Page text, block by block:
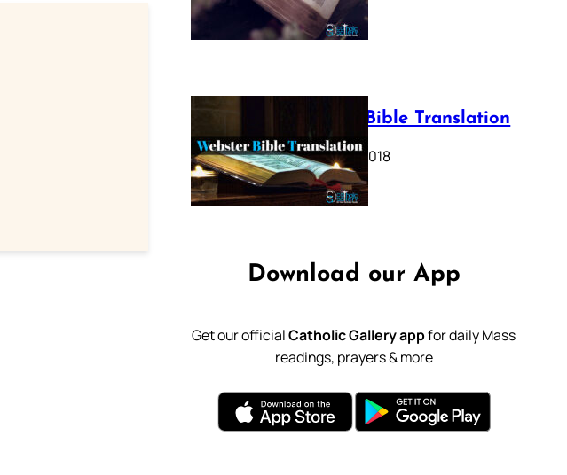
Webster Bible Translation
October 11, 2018
Download our App
Get our officialCatholic Gallery appfor daily Mass
readings, prayers & more